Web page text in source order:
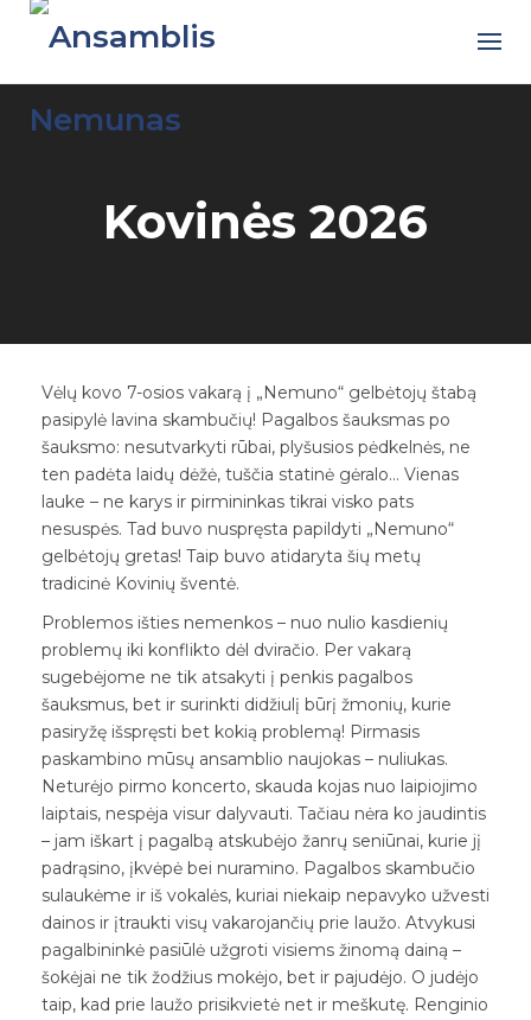
Skip
Kovinės 2026
Vėlų kovo 7-osios vakarą į „Nemuno“ gelbėtojų štabą
pasipylė lavina skambučių! Pagalbos šauksmas po
šauksmo: nesutvarkyti rūbai, plyšusios pėdkelnės, ne
ten padėta laidų dėžė, tuščia statinė gėralo… Vienas
lauke – ne karys ir pirmininkas tikrai visko pats
nesuspės. Tad buvo nuspręsta papildyti „Nemuno“
gelbėtojų gretas! Taip buvo atidaryta šių metų
tradicinė Kovinių šventė.
Problemos išties nemenkos – nuo nulio kasdienių
problemų iki konflikto dėl dviračio. Per vakarą
sugebėjome ne tik atsakyti į penkis pagalbos
šauksmus, bet ir surinkti didžiulį būrį žmonių, kurie
pasiryžę išspręsti bet kokią problemą! Pirmasis
paskambino mūsų ansamblio naujokas – nuliukas.
Neturėjo pirmo koncerto, skauda kojas nuo laipiojimo
laiptais, nespėja visur dalyvauti. Tačiau nėra ko jaudintis
– jam iškart į pagalbą atskubėjo žanrų seniūnai, kurie jį
padrąsino, įkvėpė bei nuramino. Pagalbos skambučio
sulaukėme ir iš vokalės, kuriai niekaip nepavyko užvesti
dainos ir įtraukti visų vakarojančių prie laužo. Atvykusi
pagalbininkė pasiūlė užgroti visiems žinomą dainą –
šokėjai ne tik žodžius mokėjo, bet ir pajudėjo. O judėjo
taip, kad prie laužo prisikvietė net ir meškutę. Renginio